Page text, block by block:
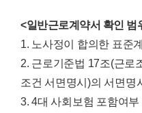
<일반근로계약서 확인 범
1. 노사정이 합의한 표준
2. 근로기준법 17조(근로
조건 서면명시)의 서면명
3. 4대 사회보험 포함여부